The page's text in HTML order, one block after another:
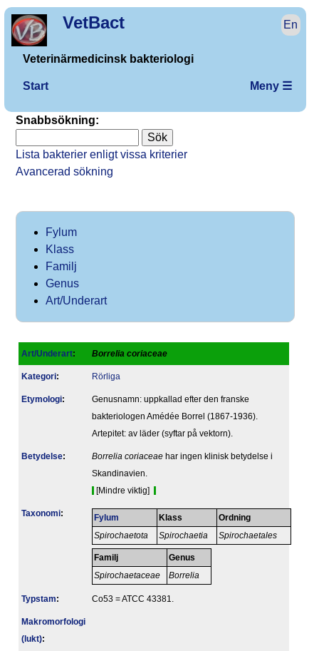
VetBact En
Veterinärmedicinsk bakteriologi
Start Meny ☰
Snabbsökning:
Lista bakterier enligt vissa kriterier
Avancerad sökning
Fylum
Klass
Familj
Genus
Art/Underart
Art/Underart: Borrelia coriaceae
Kategori: Rörliga
Etymologi:
Genusnamn: uppkallad efter den franske
bakteriologen Amédée Borrel (1867-1936).
Artepitet: av läder (syftar på vektorn).
Betydelse: Borrelia coriaceae har ingen klinisk betydelse i
Skandinavien.
[Mindre viktig]
Taxonomi: Fylum
Spirochaetota
Klass
Spirochaetia
Ordning
Spirochaetales
Familj
Spirochaetaceae
Genus
Borrelia
Typstam: Co53 = ATCC 43381.
Makromorfologi
(lukt):